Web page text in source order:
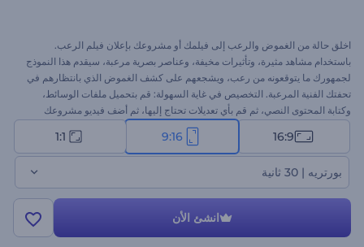
اخلق حالة من الغموض والرعب إلى فيلمك أو مشروعك بإعلان فيلم الرعب.
باستخدام مشاهد مثيرة، وتأثيرات مخيفة، وعناصر بصرية مرعبة، سيقدم هذا النموذج
لجمهورك ما يتوقعونه من رعب، ويشجعهم على كشف الغموض الذي بانتظارهم في
تحفتك الفنية المرعبة. التخصيص في غاية السهولة: قم بتحميل ملفات الوسائط،
وكتابة المحتوى النصي، ثم قم بأي تعديلات تحتاج إليها، ثم أضف فيديو مشروعك
المرعب مع خلفية موسيقية أو تعليقك الصوتي. مثالي لأفلام الرعب، والإعلانات
المخيفة، وعروض الهالوين الترويجية، والافتتاحيات المخيفة، وغيرها. ابدأ الآن!
16:9
9:16
1:1
بورتريه | 30 ثانية
انشئ الأن